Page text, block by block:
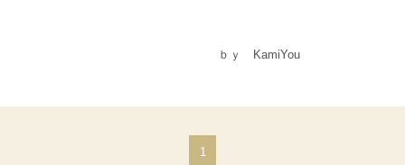
ｂｙ KamiYou
1